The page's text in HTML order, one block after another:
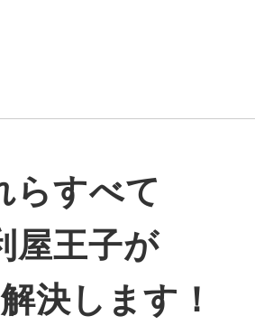
らすべて
屋王子が
決します！